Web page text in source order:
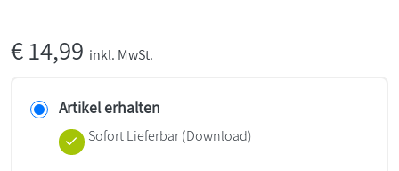
€14,99 inkl. MwSt.
Artikel erhalten
Sofort Lieferbar (Download)